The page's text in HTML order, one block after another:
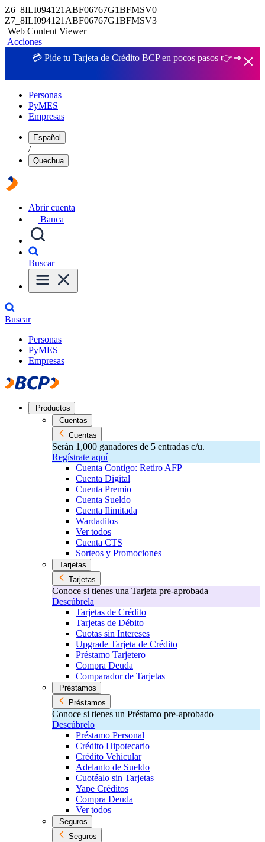
Z6_8ILI094121ABF06767G1BFMSV0
Z7_8ILI094121ABF06767G1BFMSV3
Web Content Viewer
Acciones
💳 Pide tu Tarjeta de Crédito BCP en pocos pasos 👉
Personas
PyMES
Empresas
Español
/
Quechua
Abrir cuenta
Banca
Buscar
Buscar
Personas
PyMES
Empresas
Productos
Cuentas
Cuentas
Serán 1,000 ganadores de 5 entradas c/u.
Regístrate aquí
Cuenta Contigo: Retiro AFP
Cuenta Digital
Cuenta Premio
Cuenta Sueldo
Cuenta Ilimitada
Wardaditos
Ver todos
Cuenta CTS
Sorteos y Promociones
Tarjetas
Tarjetas
Conoce si tienes una Tarjeta pre-aprobada
Descúbrela
Tarjetas de Crédito
Tarjetas de Débito
Cuotas sin Intereses
Upgrade Tarjeta de Crédito
Préstamo Tarjetero
Compra Deuda
Comparador de Tarjetas
Préstamos
Préstamos
Conoce si tienes un Préstamo pre-aprobado
Descúbrelo
Préstamo Personal
Crédito Hipotecario
Crédito Vehicular
Adelanto de Sueldo
Cuotéalo sin Tarjetas
Yape Créditos
Compra Deuda
Ver todos
Seguros
Seguros